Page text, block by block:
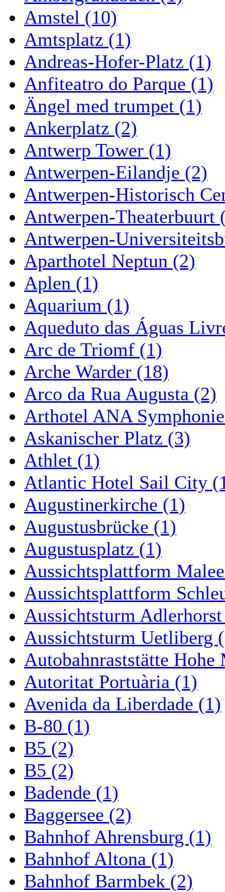
Amstel (10)
Amtsplatz (1)
Andreas-Hofer-Platz (1)
Anfiteatro do Parque (1)
Ängel med trumpet (1)
Ankerplatz (2)
Antwerp Tower (1)
Antwerpen-Eilandje (2)
Antwerpen-Historisch
Antwerpen-Theaterbuurt
Antwerpen-
Aparthotel Neptun (2)
Aplen (1)
Aquarium (1)
Aqueduto das Águas
Arc de Triomf (1)
Arche Warder (18)
Arco da Rua Augusta (2)
Arthotel ANA
Askanischer Platz (3)
Athlet (1)
Atlantic Hotel Sail City
Augustinerkirche (1)
Augustusbrücke (1)
Augustusplatz (1)
Aussichtsplattform
Aussichtsplattform
Aussichtsturm
Aussichtsturm Uetliberg
Autobahnraststätte Hohe
Autoritat Portuària (1)
Avenida da Liberdade (1)
B-80 (1)
B5 (2)
B5 (2)
Badende (1)
Baggersee (2)
Bahnhof Ahrensburg (1)
Bahnhof Altona (1)
Bahnhof Barmbek (2)